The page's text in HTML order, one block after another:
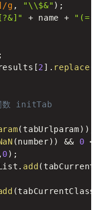
g , "\\$&") ;
+ name +
;
[2] . replace
数 initTab
(tabUrlparam) )
(number) ) && 0 <=
,0) ;
. add (
(tabCurrentClass